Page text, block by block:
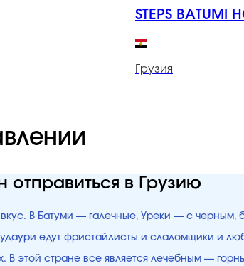
STEPS BATUMI
Грузия
отправиться в Грузию
В Батуми — галечные, Уреки — с черным,
едут фристайлисты и слаломщики и
В этой стране все является лечебным —